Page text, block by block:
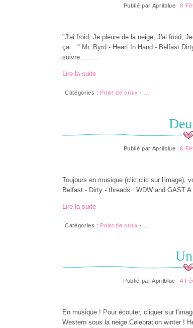
Publié par Aprilblue 9
"J'ai froid, Je pleure de la neige, J'ai froid,
ça...." Mr. Byrd - Heart In Hand - Belfast
suivre..........
Lire la suite
Catégories : Point de croix -
Publié par Aprilblue 6
Toujours en musique (clic clic sur l'image),
Belfast - Dirty - threads : WDW and GAST A
Lire la suite
Catégories : Point de croix -
Publié parAprilblue 4
En musique ! Pour écouter, cliquer sur
Western sous la neige Celebration winter !